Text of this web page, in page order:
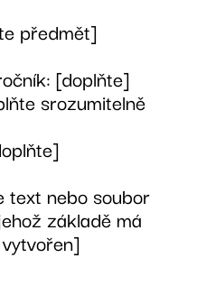
předmět]
[doplňte]
srozumitelně
text nebo soubor
základě má